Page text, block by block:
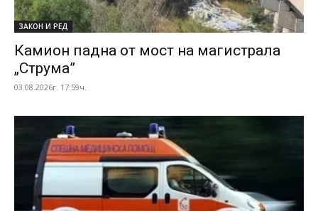
ЗАКОН И РЕД
Камион падна от мост на магистрала
„Струма”
03.08.2026г. 17:59ч.